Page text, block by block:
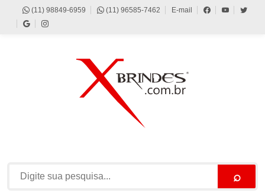
(11) 98849-6959 (11) 96585-7462 E-mail
⌕